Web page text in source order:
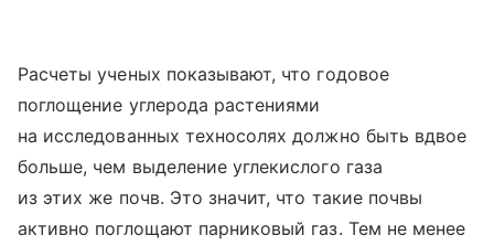
Расчеты ученых показывают, что годовое
поглощение углерода растениями
на исследованных техносолях должно быть вдвое
больше, чем выделение углекислого газа
из этих же почв. Это значит, что такие почвы
активно поглощают парниковый газ. Тем не менее